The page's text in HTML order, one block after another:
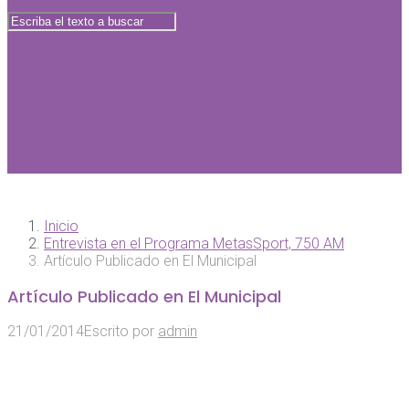
Inicio
Entrevista en el Programa MetasSport, 750 AM
Artículo Publicado en El Municipal
Artículo Publicado en El Municipal
21/01/2014Escrito por admin